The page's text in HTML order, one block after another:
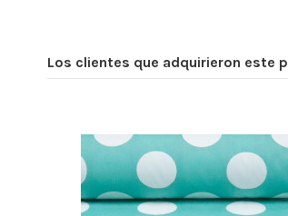
Los clientes que adquirieron este